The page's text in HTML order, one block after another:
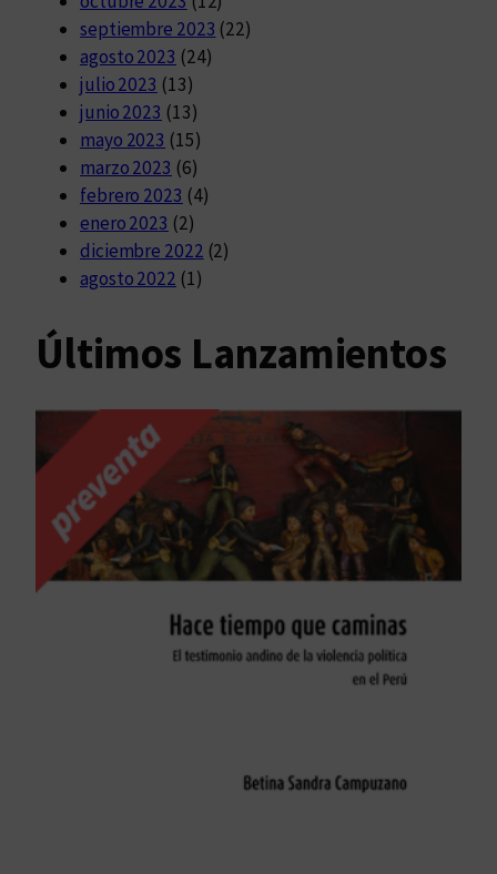
septiembre 2023 (22)
agosto 2023 (24)
julio 2023 (13)
junio 2023 (13)
mayo 2023 (15)
marzo 2023 (6)
febrero 2023 (4)
enero 2023 (2)
diciembre 2022 (2)
agosto 2022 (1)
Últimos Lanzamientos